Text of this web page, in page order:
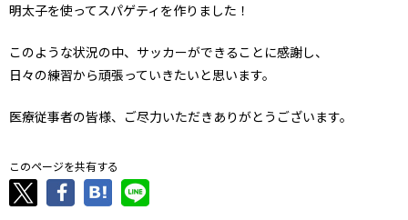
明太子を使ってスパゲティを作りました！
このような状況の中、サッカーができることに感謝し、
日々の練習から頑張っていきたいと思います。
医療従事者の皆様、ご尽力いただきありがとうございます。
このページを共有する